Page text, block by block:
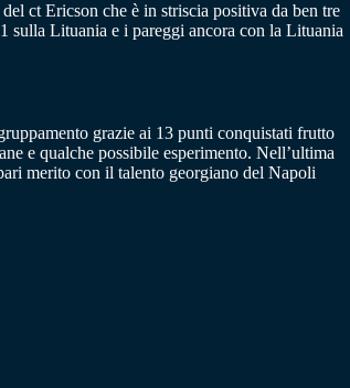
ct Ericson che è in striscia positiva da ben tre
sulla Lituania e i pareggi ancora con la Lituania
grazie ai 13 punti conquistati frutto
e qualche possibile esperimento. Nell’ultima
merito con il talento georgiano del Napoli